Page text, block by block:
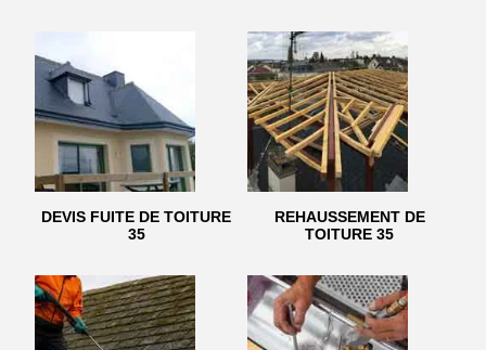
DEVIS FUITE DE TOITURE
35
REHAUSSEMENT DE
TOITURE 35